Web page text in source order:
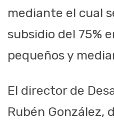
mediante el cual
subsidio del 75%
pequeños y
El director de
Rubén González,